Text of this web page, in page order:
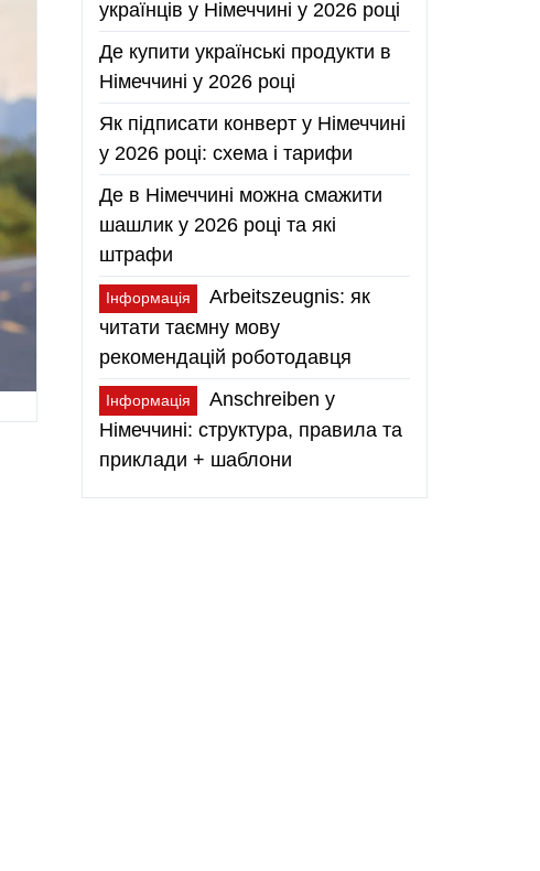
українців у Німеччині у 2026 році
Де купити українські продукти в
Німеччині у 2026 році
Як підписати конверт у Німеччині
у 2026 році: схема і тарифи
Де в Німеччині можна смажити
шашлик у 2026 році та які
штрафи
Інформація
Arbeitszeugnis: як
читати таємну мову
рекомендацій роботодавця
Інформація
Anschreiben у
Німеччині: структура, правила та
приклади + шаблони